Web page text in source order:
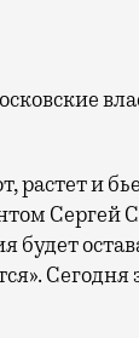
растет и
Сергей
будет